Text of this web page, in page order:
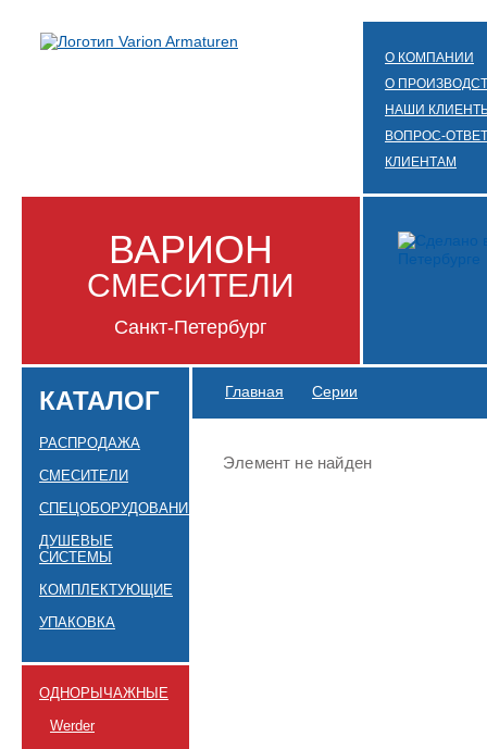
О КОМПАНИИ
О
НАШИ
ВОПРОС-ОТВЕТ
КЛИЕНТАМ
ВАРИОН
СМЕСИТЕЛИ
Санкт-Петербург
Главная Серии
Элемент не найден
КАТАЛОГ
РАСПРОДАЖА
СМЕСИТЕЛИ
СПЕЦОБОРУДОВАНИЕ
ДУШЕВЫЕ
СИСТЕМЫ
КОМПЛЕКТУЮЩИЕ
УПАКОВКА
ОДНОРЫЧАЖНЫЕ
Werder